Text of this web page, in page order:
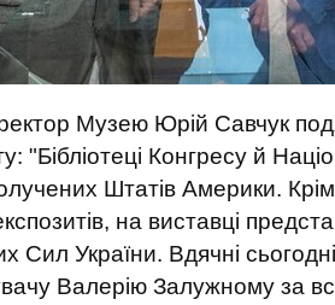
Музею Юрій Савчук
"Бібліотеці Конгресу й
Штатів Америки.
на виставці
Сил України. Вдячні
Валерію Залужному за